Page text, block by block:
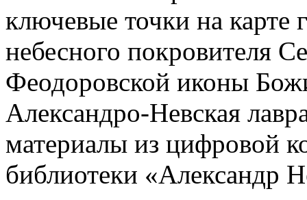
ключевые точки на карте
небесного покровителя
Феодоровской иконы
Александро-Невская
материалы из цифровой
библиотеки «Александр